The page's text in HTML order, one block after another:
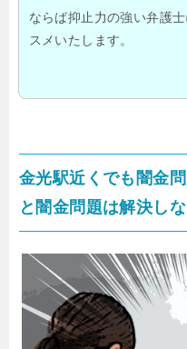
ならば抑止力の強い弁護
スメいたします。
金光駅近くでも闇金
と闇金問題は解決し